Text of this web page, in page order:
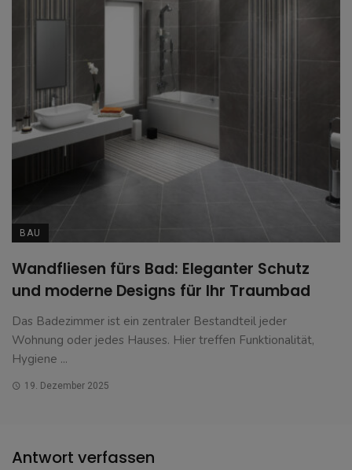
BAU
Wandfliesen fürs Bad: Eleganter Schutz
und moderne Designs für Ihr Traumbad
Das Badezimmer ist ein zentraler Bestandteil jeder
Wohnung oder jedes Hauses. Hier treffen Funktionalität,
Hygiene ...
19. Dezember 2025
Antwort verfassen